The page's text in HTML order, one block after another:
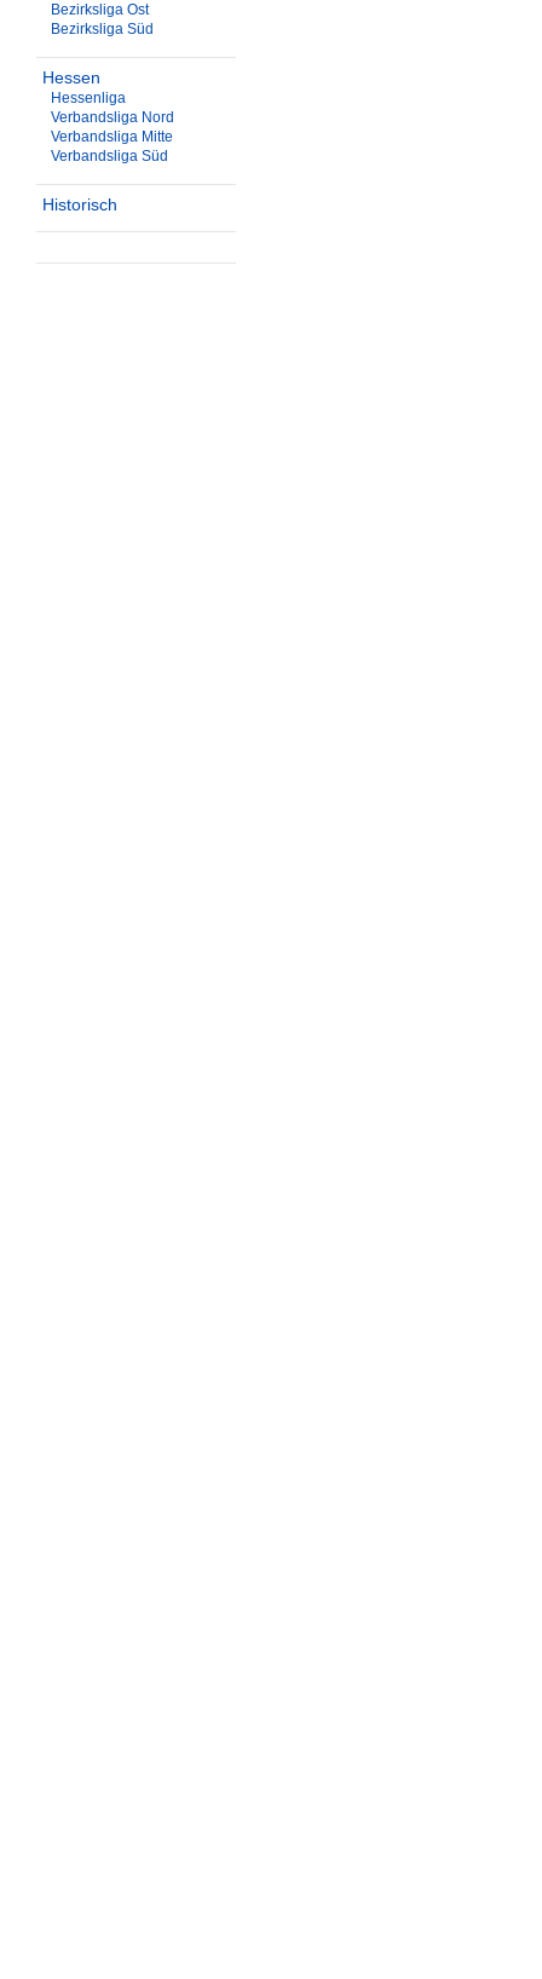
Bezirksliga Ost
Bezirksliga Süd
Hessen
Hessenliga
Verbandsliga Nord
Verbandsliga Mitte
Verbandsliga Süd
Historisch